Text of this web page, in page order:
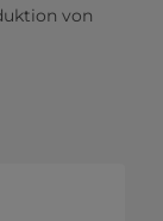
von